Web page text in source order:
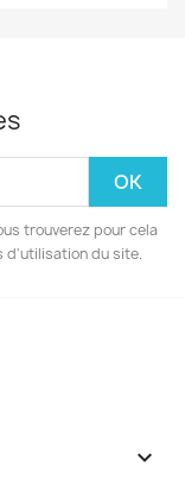
trouverez pour cela
d'utilisation du site.
